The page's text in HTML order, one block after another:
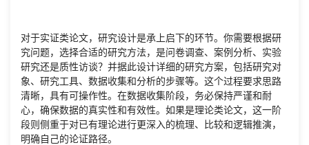
对于实证类论文，研究设计是承上启下的环节。你需要根据研
究问题，选择合适的研究方法，是问卷调查、案例分析、实验
研究还是质性访谈？并据此设计详细的研究方案，包括研究对
象、研究工具、数据收集和分析的步骤等。这个过程要求思路
清晰，具有可操作性。在数据收集阶段，务必保持严谨和耐
心，确保数据的真实性和有效性。如果是理论类论文，这一阶
段则侧重于对已有理论进行更深入的梳理、比较和逻辑推演，
明确自己的论证路径。